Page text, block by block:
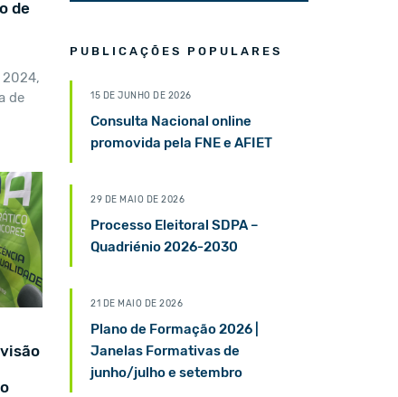
de
2024,
de
PUBLICAÇÕES POPULARES
15 DE JUNHO DE 2026
Consulta Nacional online
promovida pela FNE e AFIET
29 DE MAIO DE 2026
Processo Eleitoral SDPA –
Quadriénio 2026-2030
21 DE MAIO DE 2026
Plano de Formação 2026 |
Janelas Formativas de
junho/julho e setembro